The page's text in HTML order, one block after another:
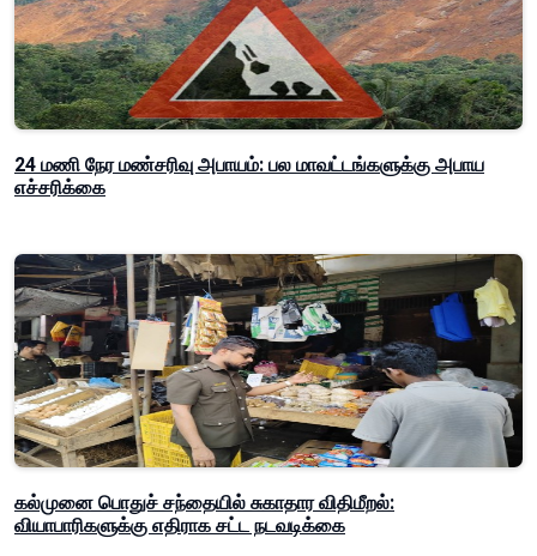
24 மணி நேர மண்சரிவு அபாயம்: பல மாவட்டங்களுக்கு அபாய
எச்சரிக்கை
கல்முனை பொதுச் சந்தையில் சுகாதார விதிமீறல்:
வியாபாரிகளுக்கு எதிராக சட்ட நடவடிக்கை